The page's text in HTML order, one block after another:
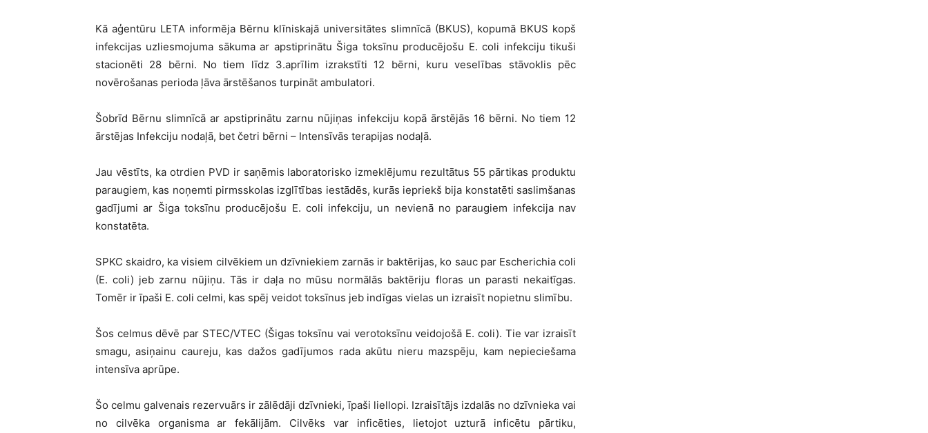
Kā aģentūru LETA informēja Bērnu klīniskajā universitātes slimnīcā (BKUS), kopumā BKUS kopš
infekcijas uzliesmojuma sākuma ar apstiprinātu Šiga toksīnu producējošu E. coli infekciju tikuši
stacionēti 28 bērni. No tiem līdz 3.aprīlim izrakstīti 12 bērni, kuru veselības stāvoklis pēc
novērošanas perioda ļāva ārstēšanos turpināt ambulatori.
Šobrīd Bērnu slimnīcā ar apstiprinātu zarnu nūjiņas infekciju kopā ārstējās 16 bērni. No tiem 12
ārstējas Infekciju nodaļā, bet četri bērni – Intensīvās terapijas nodaļā.
Jau vēstīts, ka otrdien PVD ir saņēmis laboratorisko izmeklējumu rezultātus 55 pārtikas produktu
paraugiem, kas noņemti pirmsskolas izglītības iestādēs, kurās iepriekš bija konstatēti saslimšanas
gadījumi ar Šiga toksīnu producējošu E. coli infekciju, un nevienā no paraugiem infekcija nav
konstatēta.
SPKC skaidro, ka visiem cilvēkiem un dzīvniekiem zarnās ir baktērijas, ko sauc par Escherichia coli
(E. coli) jeb zarnu nūjiņu. Tās ir daļa no mūsu normālās baktēriju floras un parasti nekaitīgas.
Tomēr ir īpaši E. coli celmi, kas spēj veidot toksīnus jeb indīgas vielas un izraisīt nopietnu slimību.
Šos celmus dēvē par STEC/VTEC (Šigas toksīnu vai verotoksīnu veidojošā E. coli). Tie var izraisīt
smagu, asiņainu caureju, kas dažos gadījumos rada akūtu nieru mazspēju, kam nepieciešama
intensīva aprūpe.
Šo celmu galvenais rezervuārs ir zālēdāji dzīvnieki, īpaši liellopi. Izraisītājs izdalās no dzīvnieka vai
no cilvēka organisma ar fekālijām. Cilvēks var inficēties, lietojot uzturā inficētu pārtiku,